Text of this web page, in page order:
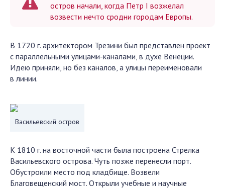
остров начали, когда Петр I возжелал
возвести нечто сродни городам Европы.
В 1720 г. архитектором Трезини был представлен проект
с параллельными улицами-каналами, в духе Венеции.
Идею приняли, но без каналов, а улицы переименовали
в линии.
Васильевский остров
К 1810 г. на восточной части была построена Стрелка
Васильевского острова. Чуть позже перенесли порт.
Обустроили место под кладбище. Возвели
Благовещенский мост. Открыли учебные и научные